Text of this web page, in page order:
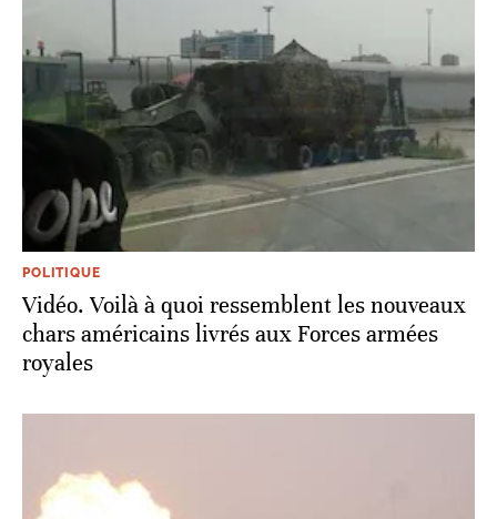
POLITIQUE
Vidéo. Voilà à quoi ressemblent les nouveaux
chars américains livrés aux Forces armées
royales